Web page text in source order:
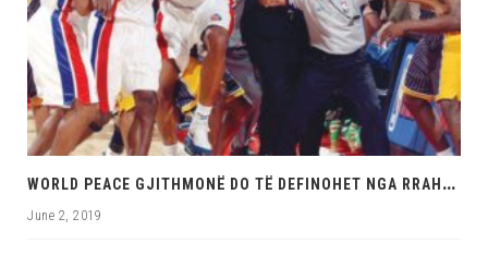
W
ORLD PEACE GJITHMONË DO TË DEFINOHET NGA RRAHJA QË TRONDITI NBA-NË
June 2, 2019